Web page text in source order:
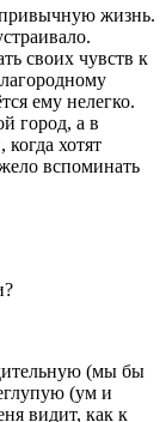
привычную жизнь.
своих чувств к
ему нелегко.
город, а в
хотят
вспоминать
(мы бы
(ум и
видит, как к